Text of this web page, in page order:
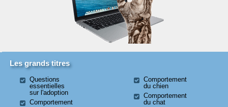
Les grands titres
Questions
essentielles
sur l'adoption
Comportement
Comportement
du chien
Comportement
du chat